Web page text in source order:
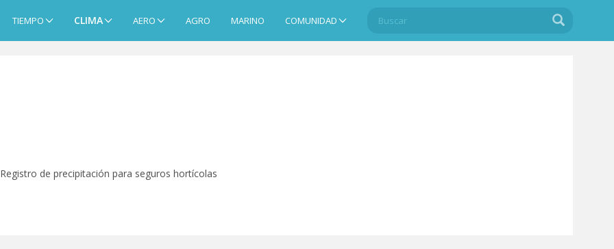
TIEMPO CLIMA AERO AGRO MARINO COMUNIDAD
Search
Buscar
Registro de precipitación para seguros hortícolas